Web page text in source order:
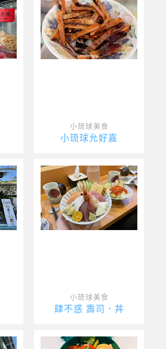
小琉球美食
小琉球允好嘉
小琉球美食
肆不惑 壽司．丼